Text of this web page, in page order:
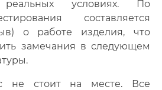
условиях. По
составляется
о работе изделия, что
замечания в следующем
не стоит на месте. Все